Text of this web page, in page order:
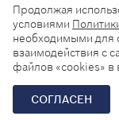
© 2026, ООО
Разработка сайта —
Продолжая
условиями
необходимыми для
взаимодействия с
файлов «cookies»
СОГЛАСЕН